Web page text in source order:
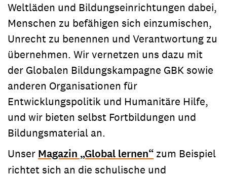
Weltläden und Bildungseinrichtungen dabei,
Menschen zu befähigen sich einzumischen,
Unrecht zu benennen und Verantwortung zu
übernehmen. Wir vernetzen uns dazu mit
der Globalen Bildungskampagne GBK sowie
anderen Organisationen für
Entwicklungspolitik und Humanitäre Hilfe,
und wir bieten selbst Fortbildungen und
Bildungsmaterial an.
Unser Magazin „Global lernen“ zum Beispiel
richtet sich an die schulische und